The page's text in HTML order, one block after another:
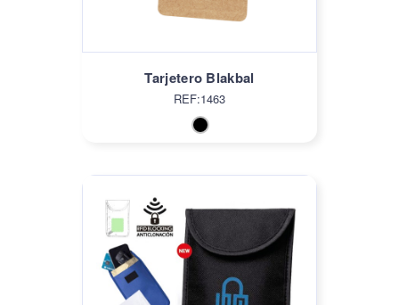
Tarjetero Blakbal
REF:1463